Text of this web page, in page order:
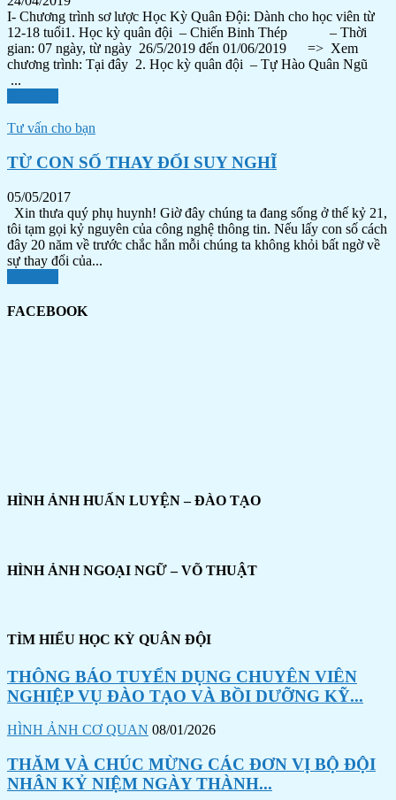
I- Chương trình sơ lược Học Kỳ Quân Đội: Dành cho học viên từ
12-18 tuổi1. Học kỳ quân đội – Chiến Binh Thép – Thời
gian: 07 ngày, từ ngày 26/5/2019 đến 01/06/2019 => Xem
chương trình: Tại đây 2. Học kỳ quân đội – Tự Hào Quân Ngũ
...
Tư vấn cho bạn
TỪ CON SỐ THAY ĐỔI SUY NGHĨ
05/05/2017
Xin thưa quý phụ huynh! Giờ đây chúng ta đang sống ở thế kỷ 21,
tôi tạm gọi kỷ nguyên của công nghệ thông tin. Nếu lấy con số cách
đây 20 năm về trước chắc hẳn mỗi chúng ta không khỏi bất ngờ về
sự thay đổi của...
FACEBOOK
HÌNH ẢNH HUẤN LUYỆN – ĐÀO TẠO
HÌNH ẢNH NGOẠI NGỮ – VÕ THUẬT
TÌM HIỂU HỌC KỲ QUÂN ĐỘI
THÔNG BÁO TUYỂN DỤNG CHUYÊN VIÊN
NGHIỆP VỤ ĐÀO TẠO VÀ BỒI DƯỠNG KỸ...
HÌNH ẢNH CƠ QUAN 08/01/2026
THĂM VÀ CHÚC MỪNG CÁC ĐƠN VỊ BỘ ĐỘI
NHÂN KỶ NIỆM NGÀY THÀNH...